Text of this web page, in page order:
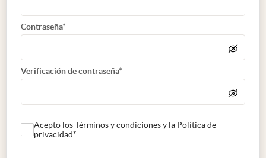
Contraseña*
Verificación de contraseña*
Acepto los Términos y condiciones y la Política de
privacidad*